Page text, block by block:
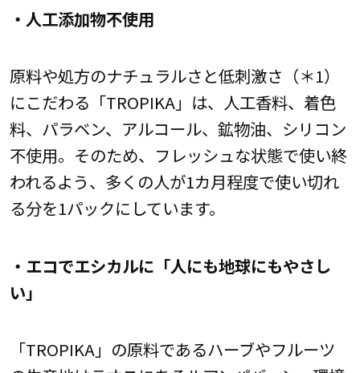
・人工添加物不使用
原料や処方のナチュラルさと低刺激さ（＊1）
にこだわる「TROPIKA」は、人工香料、着色
料、パラベン、アルコール、鉱物油、シリコン
不使用。そのため、フレッシュな状態で使い終
われるよう、多くの人が1カ月程度で使い切れ
る分を1パックにしています。
・エコでエシカルに「人にも地球にもやさし
い」
「TROPIKA」の原料であるハーブやフルーツ